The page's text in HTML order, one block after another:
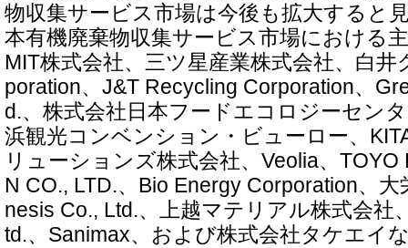
物収集サービス市場は今後も拡大すると
本有機廃棄物収集サービス市場における
MIT株式会社、三ツ星産業株式会社、白
poration、J&T Recycling Corporation、
d.、株式会社日本フードエコロジーセン
浜観光コンベンション・ビューロー、
リューションズ株式会社、Veolia、TOYO
N CO., LTD.、Bio Energy Corporation、
nesis Co., Ltd.、上越マテリアル株式会社
td.、Sanimax、および株式会社タケエイ